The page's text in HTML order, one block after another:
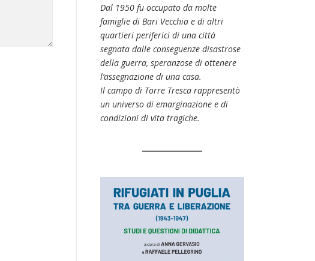
Dal 1950 fu occupato da molte
famiglie di Bari Vecchia e di altri
quartieri periferici di una città
segnata dalle conseguenze disastrose
della guerra, speranzose di ottenere
l’assegnazione di una casa.
Il campo di Torre Tresca rappresentò
un universo di emarginazione e di
condizioni di vita tragiche.